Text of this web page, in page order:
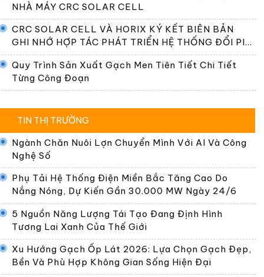
NHÀ MÁY CRC SOLAR CELL
CRC SOLAR CELL VÀ HORIX KÝ KẾT BIÊN BẢN
GHI NHỚ HỢP TÁC PHÁT TRIỂN HỆ THỐNG ĐỔI PIN
TẠI VIỆT NAM
Quy Trình Sản Xuất Gạch Men Tiên Tiết Chi Tiết
Từng Công Đoạn
TIN THỊ TRƯỜNG
Ngành Chăn Nuôi Lợn Chuyển Mình Với AI Và Công
Nghệ Số
Phụ Tải Hệ Thống Điện Miền Bắc Tăng Cao Do
Nắng Nóng, Dự Kiến Gần 30.000 MW Ngày 24/6
5 Nguồn Năng Lượng Tái Tạo Đang Định Hình
Tương Lai Xanh Của Thế Giới
Xu Hướng Gạch Ốp Lát 2026: Lựa Chọn Gạch Đẹp,
Bền Và Phù Hợp Không Gian Sống Hiện Đại